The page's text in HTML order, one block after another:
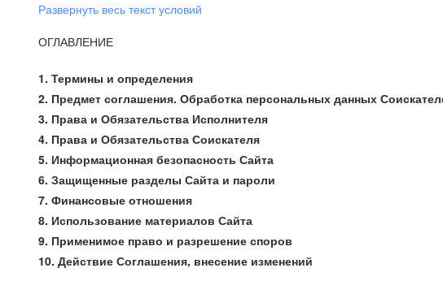
Развернуть весь текст условий
ОГЛАВЛЕНИЕ
1. Термины и определения
2. Предмет соглашения. Обработка персональных данных
3. Права и Обязательства Исполнителя
4. Права и Обязательства Соискателя
5. Информационная безопасность Сайта
6. Защищенные разделы Сайта и пароли
7. Финансовые отношения
8. Использование материалов Сайта
9. Применимое право и разрешение споров
10. Действие Соглашения, внесение изменений